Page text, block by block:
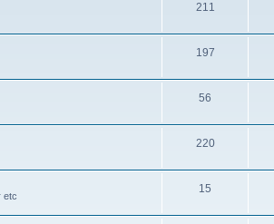
211
197
56
220
etc
15